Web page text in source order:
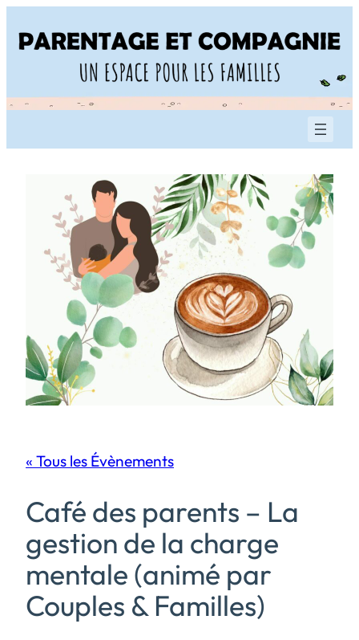
« Tous les Évènements
Café des parents – La
gestion de la charge
mentale (animé par
Couples & Familles)